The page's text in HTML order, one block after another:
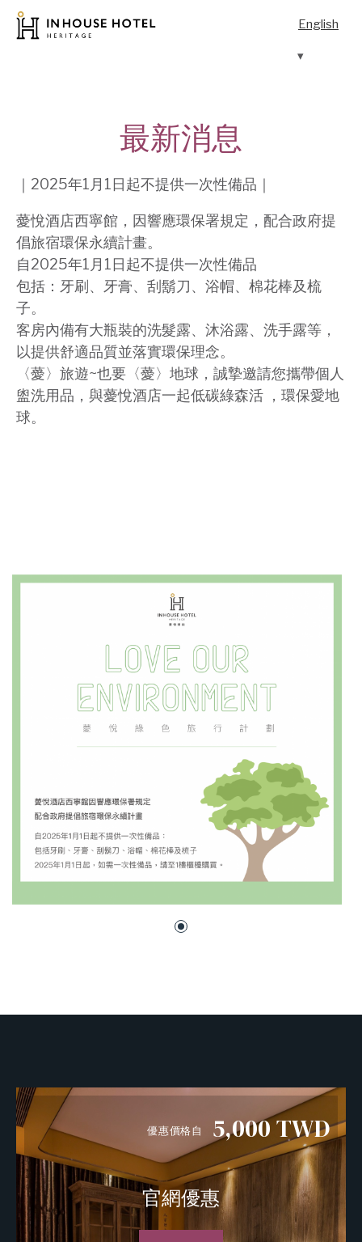
English
最新消息
｜2025年1月1日起不提供一次性備品｜
薆悅酒店西寧館，因響應環保署規定，配合政府提
倡旅宿環保永續計畫。
‏自2025年1月1日起不提供一次性備品
包括：牙刷、牙膏、刮鬍刀、浴帽、棉花棒及梳
子。
客房內備有大瓶裝的洗髮露、沐浴露、洗手露等，
以提供舒適品質並落實環保理念。
盥洗用品，與薆悅酒店一起低碳綠森活 ，環保愛地
球。
優惠價格自 5,000TWD
官網優惠